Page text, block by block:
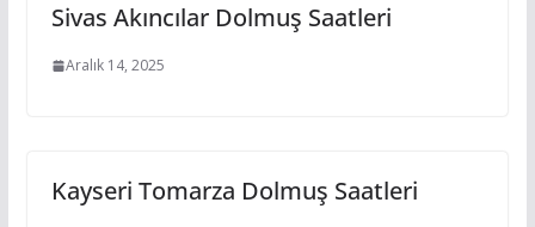
Sivas Akıncılar Dolmuş Saatleri
Aralık 14, 2025
Kayseri Tomarza Dolmuş Saatleri